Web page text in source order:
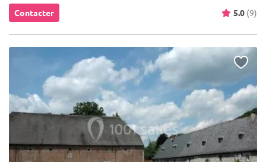
Contacter 5.0 (9)